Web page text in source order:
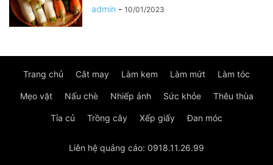
admin - 10/01/2023
Trang chủ Cắt may Làm kem Làm mứt Làm tóc
Mẹo vặt Nấu chè Nhiếp ảnh Sức khỏe Thêu thùa
Tỉa củ Trồng cây Xếp giấy Đan móc
Liên hệ quảng cáo: 0918.11.26.99